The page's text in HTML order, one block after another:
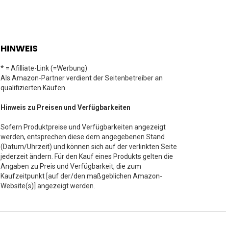
HINWEIS
* = Afilliate-Link (=Werbung)
Als Amazon-Partner verdient der Seitenbetreiber an
qualifizierten Käufen.
Hinweis zu Preisen und Verfügbarkeiten
Sofern Produktpreise und Verfügbarkeiten angezeigt
werden, entsprechen diese dem angegebenen Stand
(Datum/Uhrzeit) und können sich auf der verlinkten Seite
jederzeit ändern. Für den Kauf eines Produkts gelten die
Angaben zu Preis und Verfügbarkeit, die zum
Kaufzeitpunkt [auf der/den maßgeblichen Amazon-
Website(s)] angezeigt werden.